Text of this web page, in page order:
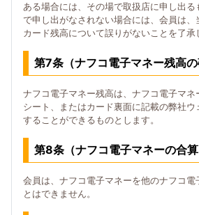
ある場合には、その場で取扱店に申し出
で申し出がなされない場合には、会員は、
カード残高について誤りがないことを了承
第7条（ナフコ電子マネー残高の
ナフコ電子マネー残高は、ナフコ電子マネ
シート、またはカード裏面に記載の弊社
することができるものとします。
第8条（ナフコ電子マネーの合算
会員は、ナフコ電子マネーを他のナフコ電
とはできません。